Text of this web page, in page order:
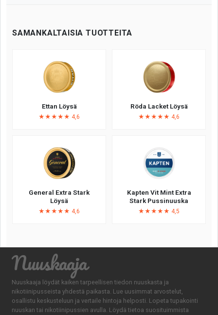
SAMANKALTAISIA TUOTTEITA
Ettan Löysä
★★★★★ 4,6
Röda Lacket Löysä
★★★★★ 4,6
General Extra Stark
Löysä
★★★★★ 4,6
Kapten Vit Mint Extra
Stark Pussinuuska
★★★★★ 4,5
Nuuskaaja
Nuuskaaja löydät kaiken tarpeellisen tiedon nuuskasta ja
nikotiinipusseista yhdestä paikasta. Lue uusimmat arvostelut,
osallistu keskusteluun ja vertaile hintoja helposti. Lopeta tupakointi
nuuskan tai nikotiinipussien avulla. Löydä tietoa suosituimmista